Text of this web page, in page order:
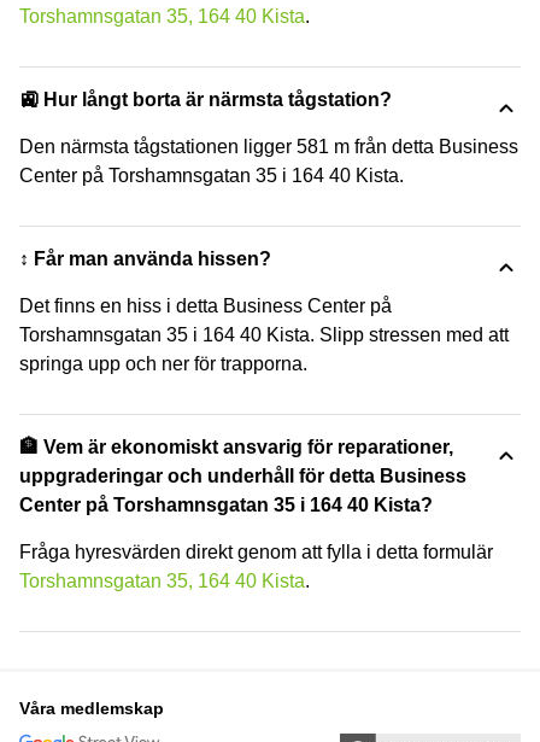
Torshamnsgatan 35, 164 40 Kista.
🚉 Hur långt borta är närmsta tågstation?
Den närmsta tågstationen ligger 581 m från detta Business
Center på Torshamnsgatan 35 i 164 40 Kista.
↕️ Får man använda hissen?
Det finns en hiss i detta Business Center på
Torshamnsgatan 35 i 164 40 Kista. Slipp stressen med att
springa upp och ner för trapporna.
🏦 Vem är ekonomiskt ansvarig för reparationer,
uppgraderingar och underhåll för detta Business
Center på Torshamnsgatan 35 i 164 40 Kista?
Fråga hyresvärden direkt genom att fylla i detta formulär
Torshamnsgatan 35, 164 40 Kista.
Våra medlemskap